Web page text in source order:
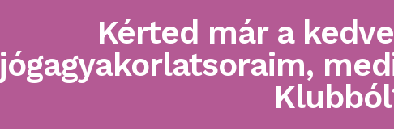
Kérted már a
jógagyakorlatsoraim,